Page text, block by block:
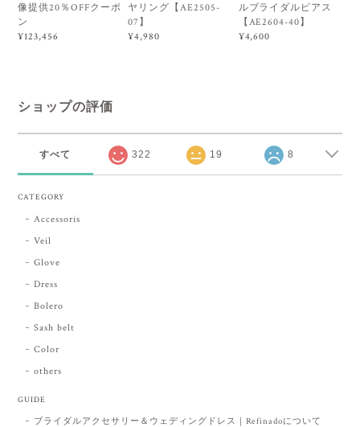
像提供20％OFFクーポ
ン
¥123,456
ヤリング【AE2505-
07】
¥4,980
ルブライダルピアス
【AE2604-40】
¥4,600
ショップの評価
すべて 322 19 8
CATEGORY
Accessoris
Veil
Glove
Dress
Bolero
Sash belt
Color
others
GUIDE
ブライダルアクセサリー＆ウェディングドレス｜Refinadoについて